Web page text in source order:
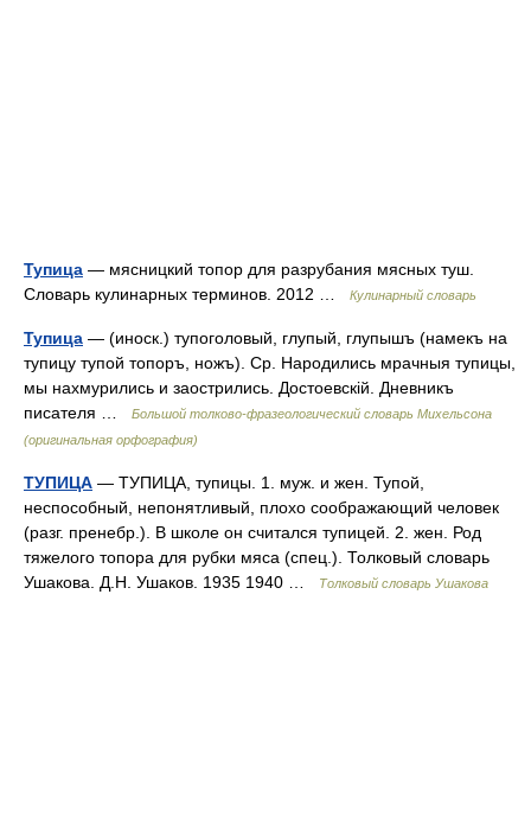
Тупица — мясницкий топор для разрубания мясных туш.
Словарь кулинарных терминов. 2012 …
Кулинарный словарь
Тупица — (иноск.) тупоголовый, глупый, глупышъ (намекъ на
тупицу тупой топоръ, ножъ). Ср. Народились мрачныя тупицы,
мы нахмурились и заострились. Достоевскій. Дневникъ
писателя …
Большой толково-фразеологический словарь Михельсона
(оригинальная орфография)
ТУПИЦА — ТУПИЦА, тупицы. 1. муж. и жен. Тупой,
неспособный, непонятливый, плохо соображающий человек
(разг. пренебр.). В школе он считался тупицей. 2. жен. Род
тяжелого топора для рубки мяса (спец.). Толковый словарь
Ушакова. Д.Н. Ушаков. 1935 1940 …
Толковый словарь Ушакова